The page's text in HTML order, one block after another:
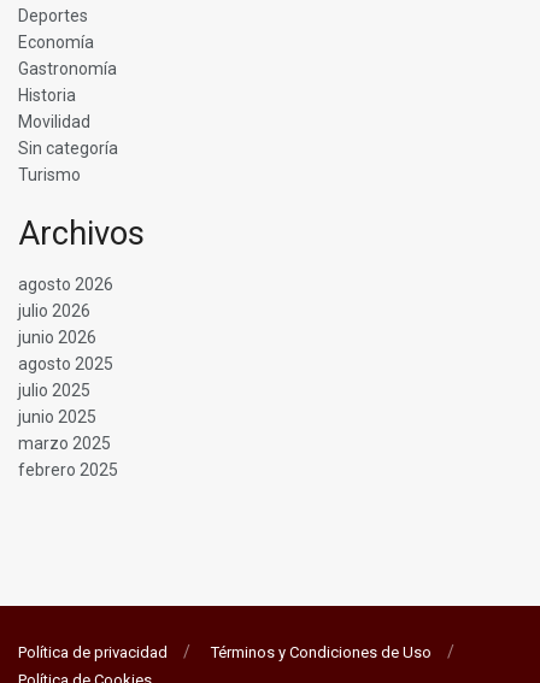
Deportes
Economía
Gastronomía
Historia
Movilidad
Sin categoría
Turismo
Archivos
agosto 2026
julio 2026
junio 2026
agosto 2025
julio 2025
junio 2025
marzo 2025
febrero 2025
Política de privacidad
Términos y Condiciones de Uso